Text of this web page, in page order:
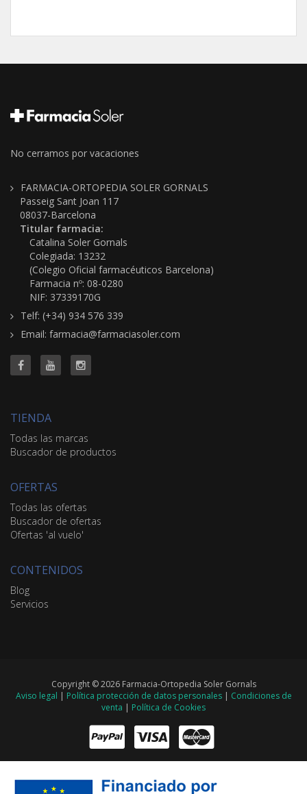
No cerramos por vacaciones
FARMACIA-ORTOPEDIA SOLER GORNALS
Passeig Sant Joan 117
08037-Barcelona
Titular farmacia:
Catalina Soler Gornals
Colegiada: 13232
(Colegio Oficial farmacéuticos Barcelona)
Farmacia nº: 08-0280
NIF: 37339170G
Telf: (+34) 934 576 339
Email: farmacia@farmaciasoler.com
TIENDA
Todas las marcas
Buscador de productos
OFERTAS
Todas las ofertas
Buscador de ofertas
Ofertas 'al vuelo'
CONTENIDOS
Blog
Servicios
Copyright © 2026 Farmacia-Ortopedia Soler Gornals
Aviso legal | Política protección de datos personales| Condiciones de
venta | Política de Cookies